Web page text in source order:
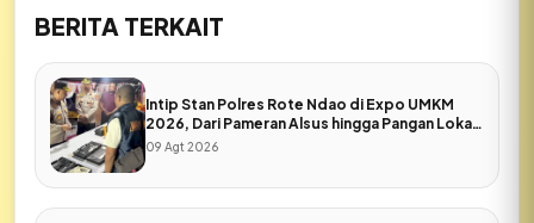
BERITA TERKAIT
Intip Stan Polres Rote Ndao di Expo UMKM
2026, Dari Pameran Alsus hingga Pangan Lokal
Bhayangkari
09 Agt 2026